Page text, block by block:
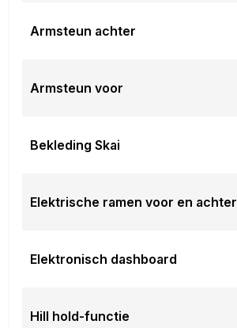
Armsteun achter
Armsteun voor
Bekleding Skai
Elektrische ramen voor en achter
Elektronisch dashboard
Hill hold-functie